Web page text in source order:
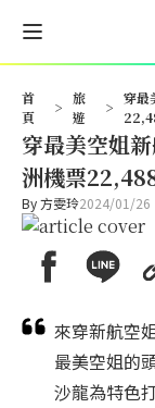
首
頁
>
旅
遊
>
穿最
穿最美空姐
洲機票
By方雯玲2024/01/26
來穿新航空
最美空姐的
沙龍為特色